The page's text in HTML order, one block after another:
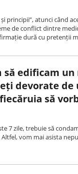
principii”, atunci când
de conflict dintre
dură cu pretenții
să edificam
devorate de
să
7 zile, trebuie să
vom mai asista